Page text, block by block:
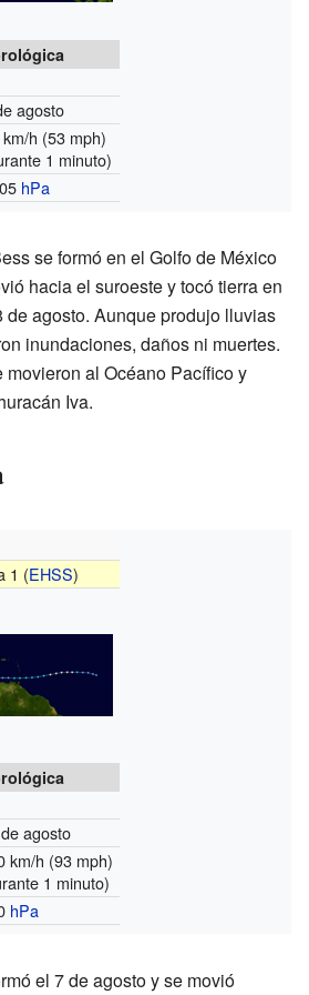
agosto
h (53 mph)
1 minuto)
hPa
se formó en el Golfo de México
hacia el suroeste y tocó tierra en
de agosto. Aunque produjo lluvias
inundaciones, daños ni muertes.
movieron al Océano Pacífico y
Iva.
1 (EHSS)
agosto
km/h (93 mph)
1 minuto)
hPa
el 7 de agosto y se movió